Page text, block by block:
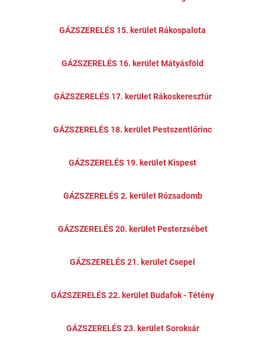
GÁZSZERELÉS 15. kerület Rákospalota
GÁZSZERELÉS 16. kerület Mátyásföld
GÁZSZERELÉS 17. kerület Rákoskeresztúr
GÁZSZERELÉS 18. kerület Pestszentlőrinc
GÁZSZERELÉS 19. kerület Kispest
GÁZSZERELÉS 2. kerület Rózsadomb
GÁZSZERELÉS 20. kerület Pesterzsébet
GÁZSZERELÉS 21. kerület Csepel
GÁZSZERELÉS 22. kerület Budafok - Tétény
GÁZSZERELÉS 23. kerület Soroksár